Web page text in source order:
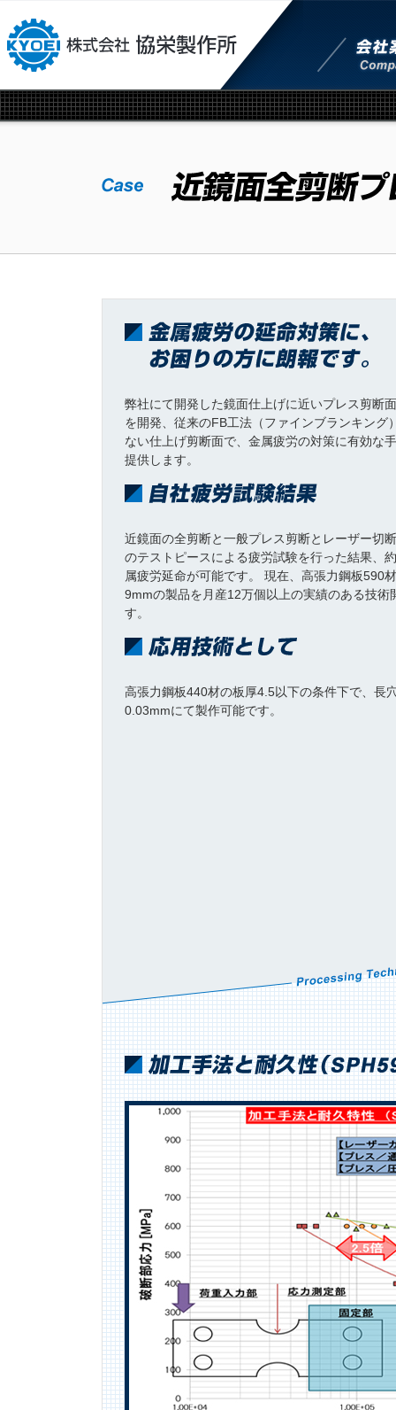
弊社にて開発した鏡面仕上げに近いプレス剪断
を開発、従来のFB工法（ファインブランキング
ない仕上げ剪断面で、金属疲労の対策に有効な
提供します。
近鏡面の全剪断と一般プレス剪断とレーザー切
のテストピースによる疲労試験を行った結果、
属疲労延命が可能です。 現在、高張力鋼板590
9mmの製品を月産12万個以上の実績のある技術
す。
高張力鋼板440材の板厚4.5以下の条件下で、長
0.03mmにて製作可能です。